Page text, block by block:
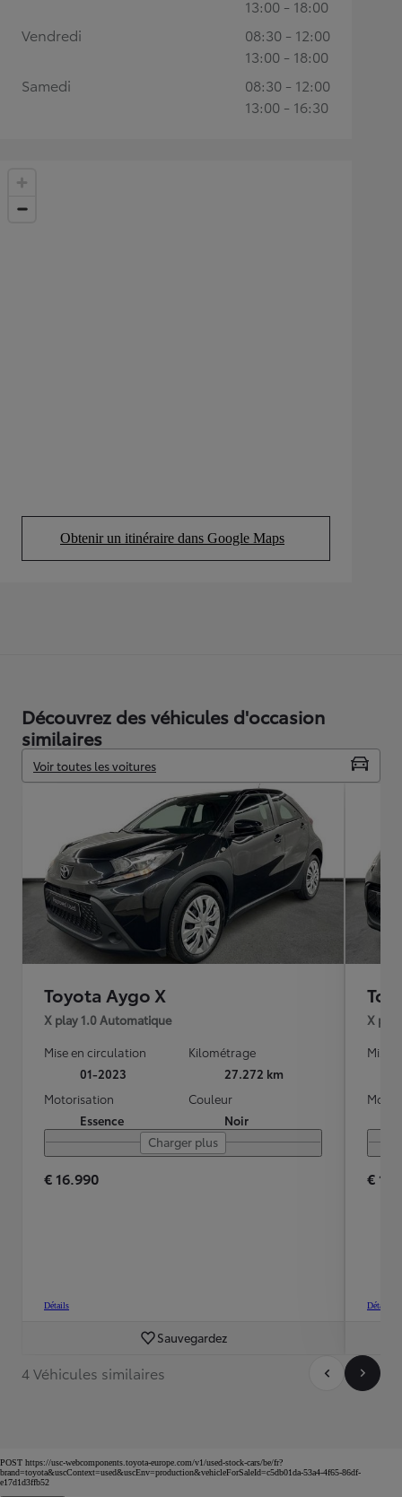
Obtenir un itinéraire dans Google Maps
(Opens in new tab)
13:00 - 18:00
Vendredi
08:30 - 12:00
13:00 - 18:00
Samedi
08:30 - 12:00
13:00 - 16:30
Découvrez des véhicules d'occasion
similaires
Voir toutes les voitures
Toyota Aygo X
X play 1.0 Automatique
Mise en circulation
01-2023
Kilométrage
27.272 km
Motorisation
Essence
Couleur
Noir
Charger plus
€ 16.990
Détails
Sauvegardez
X
Mise
€
Détails
4 Véhicules similaires
POST https://usc-webcomponents.toyota-europe.com/v1/used-stock-cars/be/fr?
brand=toyota&uscContext=used&uscEnv=production&vehicleForSaleId=c5db01da-53a4-4f65-86df-
e17d1d3ffb52